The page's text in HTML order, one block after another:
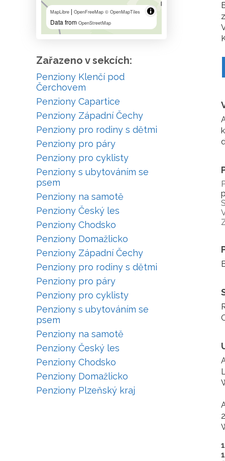
MapLibre | OpenFreeMap © OpenMapTiles
Data from OpenStreetMap
Zařazeno v sekcích:
Penziony Klenčí pod
Čerchovem
Penziony Capartice
Penziony Západní Čechy
Penziony pro rodiny s dětmi
Penziony pro páry
Penziony pro cyklisty
Penziony s ubytováním se
psem
Penziony na samotě
Penziony Český les
Penziony Chodsko
Penziony Domažlicko
Penziony Západní Čechy
Penziony pro rodiny s dětmi
Penziony pro páry
Penziony pro cyklisty
Penziony s ubytováním se
psem
Penziony na samotě
Penziony Český les
Penziony Chodsko
Penziony Domažlicko
Penziony Plzeňský kraj